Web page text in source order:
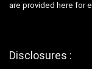
are provided here for
Disclosures :